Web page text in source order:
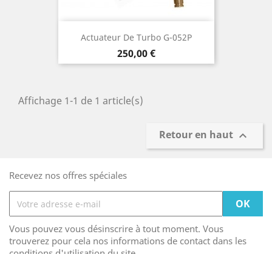
Actuateur De Turbo G-052P
Prix
250,00 €
Affichage 1-1 de 1 article(s)
Retour en haut 
Recevez nos offres spéciales
Vous pouvez vous désinscrire à tout moment. Vous
trouverez pour cela nos informations de contact dans les